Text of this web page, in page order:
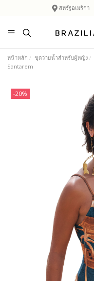
สหรัฐอเมริกา
หน้าหลัก ชุดว่ายน้ำสำหรับผู้หญิง
Santarem
-20%